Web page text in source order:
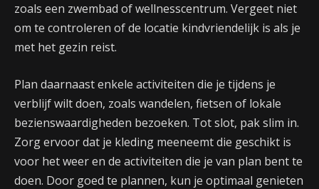
zoals een zwembad of wellnesscentrum. Vergeet niet
om te controleren of de locatie kindvriendelijk is als je
met het gezin reist.
Plan daarnaast enkele activiteiten die je tijdens je
verblijf wilt doen, zoals wandelen, fietsen of lokale
bezienswaardigheden bezoeken. Tot slot, pak slim in.
Zorg ervoor dat je kleding meeneemt die geschikt is
voor het weer en de activiteiten die je van plan bent te
doen. Door goed te plannen, kun je optimaal genieten